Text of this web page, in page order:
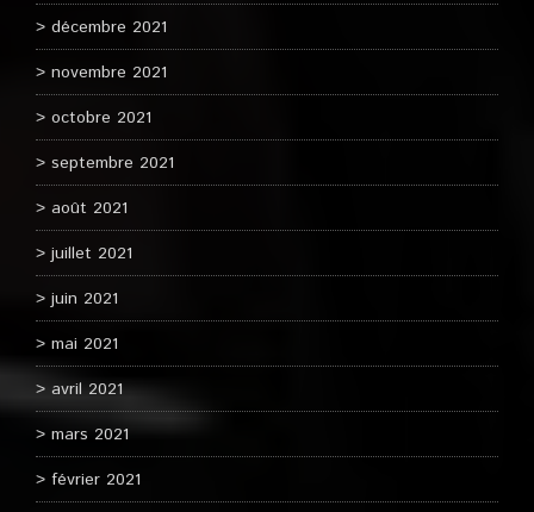
décembre 2021
novembre 2021
octobre 2021
septembre 2021
août 2021
juillet 2021
juin 2021
mai 2021
avril 2021
mars 2021
février 2021